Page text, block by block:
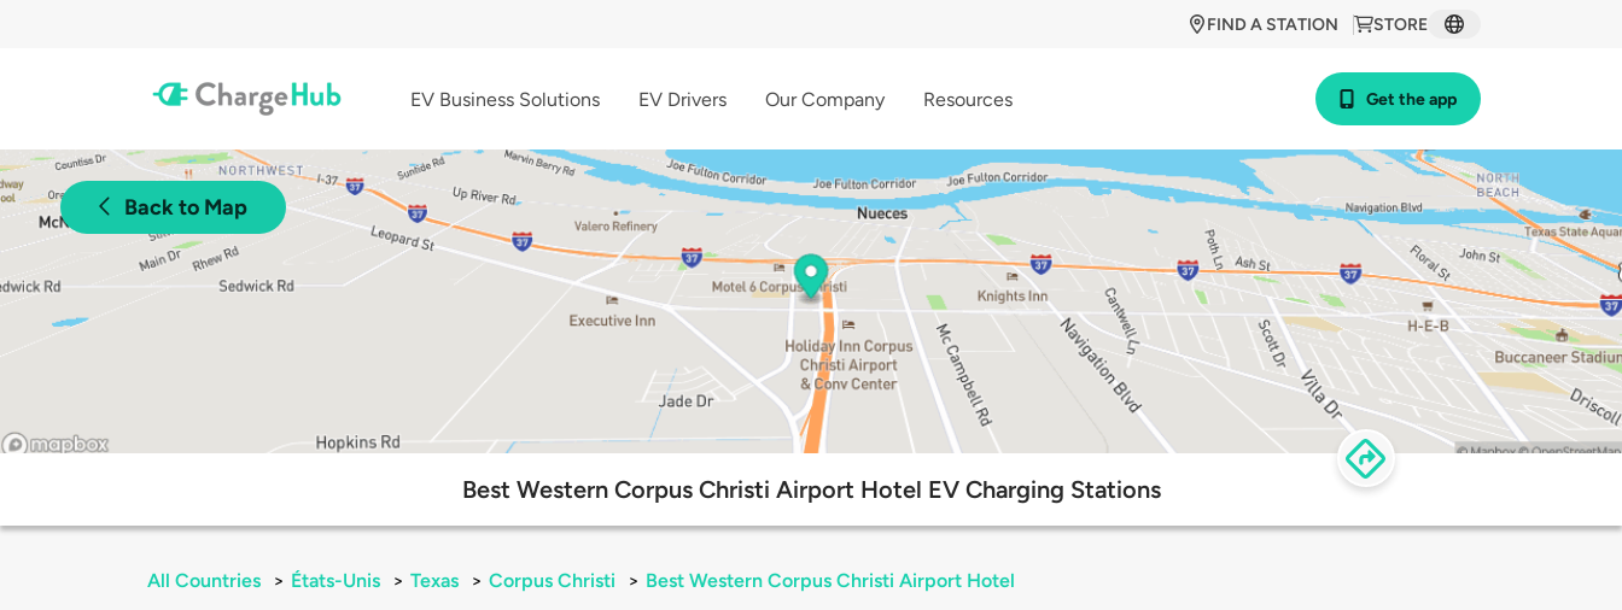
STORE
FIND A STATION
EV Business Solutions EV Drivers Our Company Resources Get the app
Back to Map
Best Western Corpus Christi Airport Hotel EV Charging Stations
All Countries > États-Unis > Texas > Corpus Christi > Best Western Corpus Christi Airport Hotel